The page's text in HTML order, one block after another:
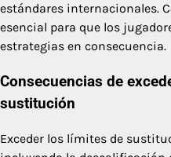
estándares internacionales.
esencial para que los
estrategias en consecuencia.
Consecuencias de
sustitución
Exceder los límites de